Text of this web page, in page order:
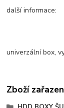
další informace:
univerzální box,
Zboží